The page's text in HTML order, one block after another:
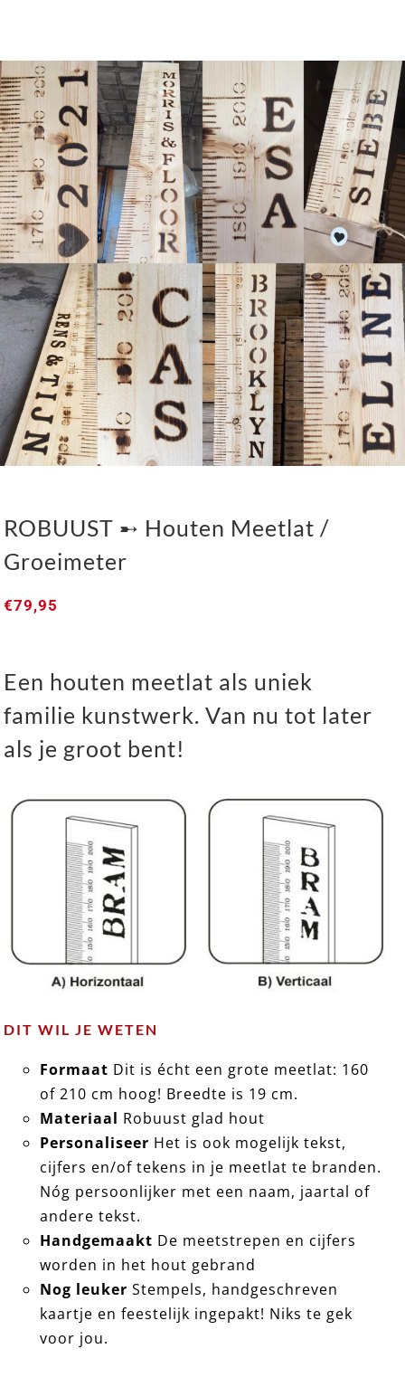
ROBUUST ➸ Houten Meetlat / Groeimeter
ROBUUST ➸ Houten Meetlat /
Groeimeter
€79,95
Een houten meetlat als uniek
familie kunstwerk. Van nu tot later
als je groot bent!
DIT WIL JE WETEN
Formaat Dit is écht een grote meetlat: 160
of 210 cm hoog! Breedte is 19 cm.
Materiaal Robuust glad hout
Personaliseer Het is ook mogelijk tekst,
cijfers en/of tekens in je meetlat te branden.
Nóg persoonlijker met een naam, jaartal of
andere tekst.
Handgemaakt De meetstrepen en cijfers
worden in het hout gebrand
Nog leuker Stempels, handgeschreven
kaartje en feestelijk ingepakt! Niks te gek
voor jou.